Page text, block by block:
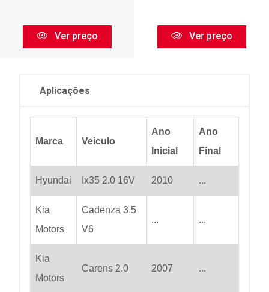
Ver preço Ver preço
Aplicações
Marca Veiculo
Ano
Inicial
Ano
Final
Hyundai Ix35 2.0 16V 2010 ...
Kia
Motors
Cadenza 3.5
V6
... ...
Kia
Motors
Carens 2.0 2007 ...